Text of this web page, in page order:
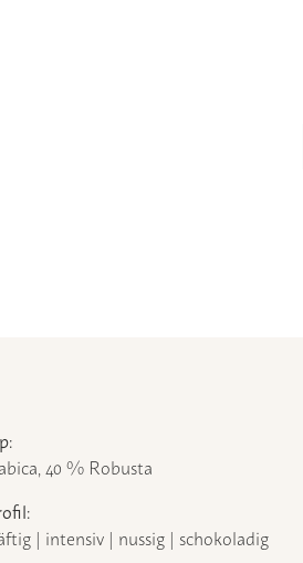
40 % Robusta
| intensiv | nussig | schokoladig